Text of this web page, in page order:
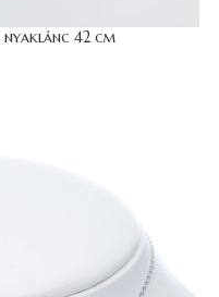
42 cm